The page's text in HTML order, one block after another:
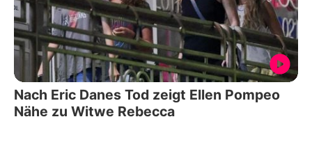
Nach Eric Danes Tod zeigt Ellen Pompeo
Nähe zu Witwe Rebecca